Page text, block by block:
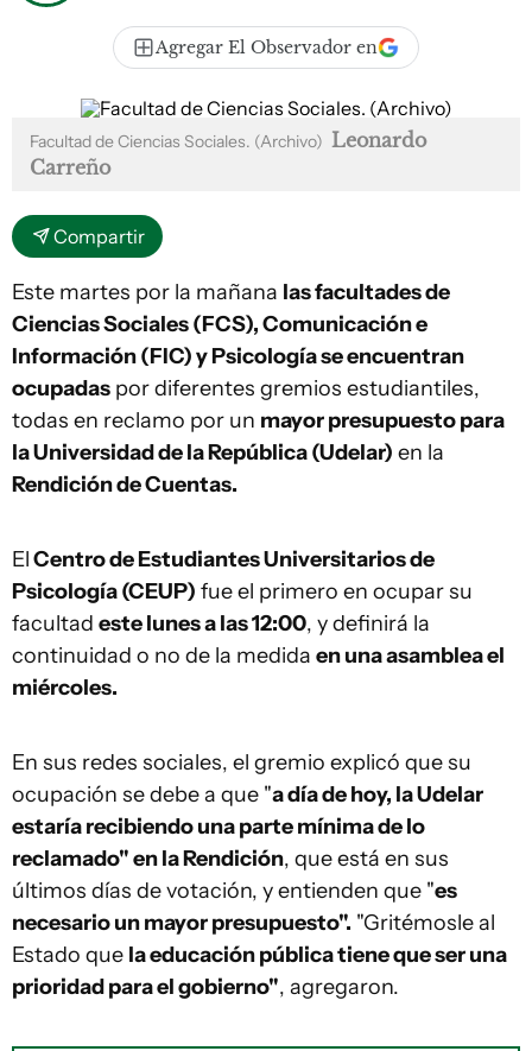
Agregar El Observador en
Facultad de Ciencias Sociales. (Archivo) Leonardo
Carreño
Compartir
Este martes por la mañana las facultades de
Ciencias Sociales (FCS), Comunicación e
Información (FIC) y Psicología se encuentran
ocupadas por diferentes gremios estudiantiles,
todas en reclamo por un mayor presupuesto para
la Universidad de la República (Udelar) en la
Rendición de Cuentas.
ElCentro de Estudiantes Universitarios de
Psicología (CEUP) fue el primero en ocupar su
facultad este lunes a las 12:00, y definirá la
continuidad o no de la medida en una asamblea el
miércoles.
En sus redes sociales, el gremio explicó que su
ocupación se debe a que "a día de hoy, la Udelar
estaría recibiendo una parte mínima de lo
reclamado" en la Rendición, que está en sus
últimos días de votación, y entienden que "es
necesario un mayor presupuesto". "Gritémosle al
Estado que la educación pública tiene que ser una
prioridad para el gobierno", agregaron.